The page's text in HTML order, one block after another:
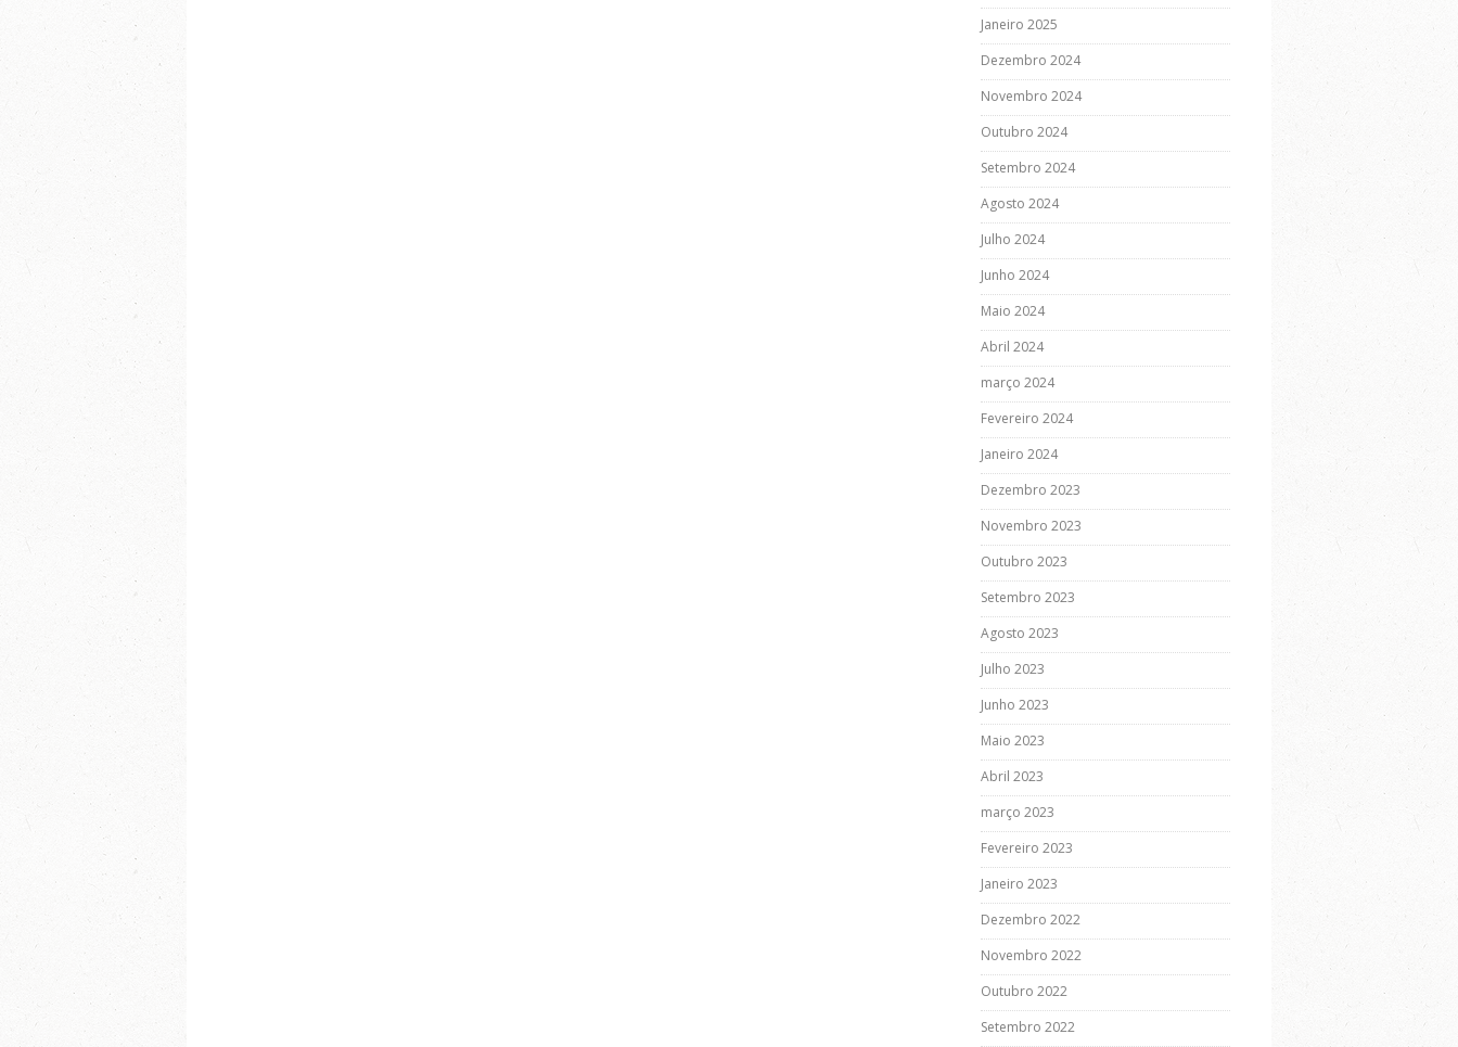
Janeiro 2025
Dezembro 2024
Novembro 2024
Outubro 2024
Setembro 2024
Agosto 2024
Julho 2024
Junho 2024
Maio 2024
Abril 2024
março 2024
Fevereiro 2024
Janeiro 2024
Dezembro 2023
Novembro 2023
Outubro 2023
Setembro 2023
Agosto 2023
Julho 2023
Junho 2023
Maio 2023
Abril 2023
março 2023
Fevereiro 2023
Janeiro 2023
Dezembro 2022
Novembro 2022
Outubro 2022
Setembro 2022